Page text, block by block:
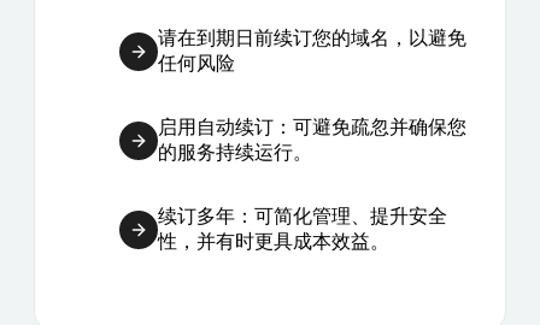
请在到期日前续订您的域名，以避免
任何风险
启用自动续订：可避免疏忽并确保您
的服务持续运行。
续订多年：可简化管理、提升安全
性，并有时更具成本效益。